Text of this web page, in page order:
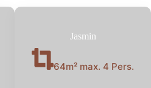
Jasmin
64m² max. 4 Pers.